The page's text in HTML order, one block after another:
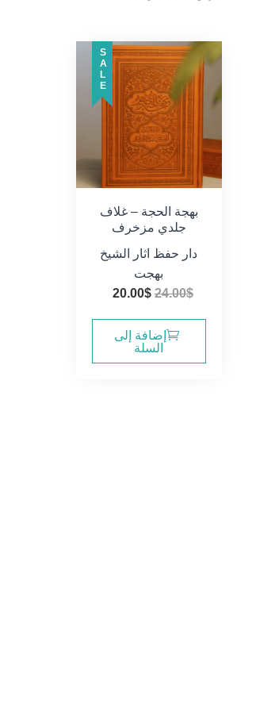
SALE
بهجة الحجة – غلاف
جلدي مزخرف
دار حفظ اثار الشيخ
بهجت
24.00$
السعر
هو:
24.00$.
20.00$
إضافة إلى
السلة